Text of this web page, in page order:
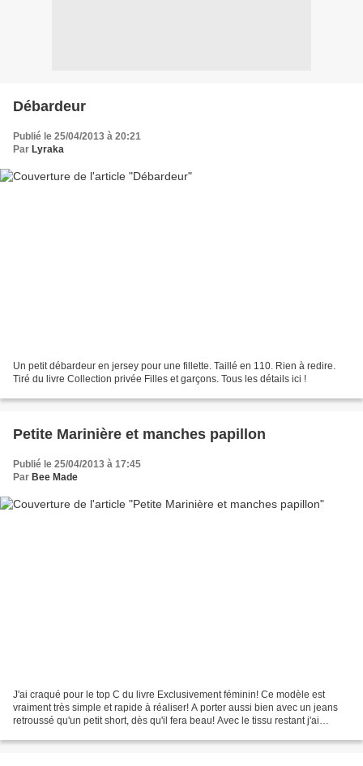
Débardeur
Publié le 25/04/2013 à 20:21
Par Lyraka
Un petit débardeur en jersey pour une fillette. Taillé en 110. Rien à redire.
Tiré du livre Collection privée Filles et garçons. Tous les détails ici !
Petite Marinière et manches papillon
Publié le 25/04/2013 à 17:45
Par Bee Made
J'ai craqué pour le top C du livre Exclusivement féminin! Ce modèle est
vraiment très simple et rapide à réaliser! A porter aussi bien avec un jeans
retroussé qu'un petit short, dès qu'il fera beau! Avec le tissu restant j'ai